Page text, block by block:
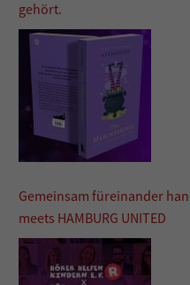
gehört.
Gemeinsam füreinander
meets HAMBURG UNITED